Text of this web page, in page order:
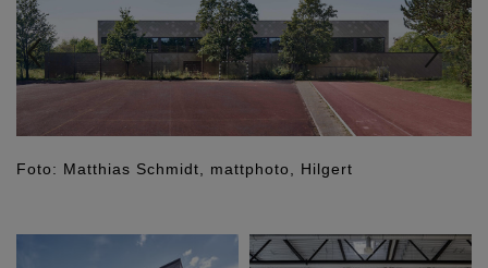
Foto: Matthias Schmidt, mattphoto, Hilgert